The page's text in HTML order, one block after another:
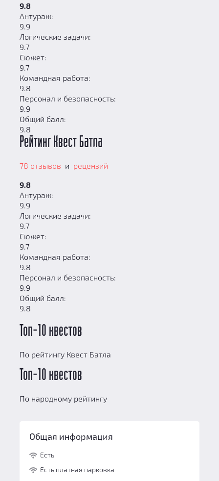
9.8
Антураж:
9.9
Логические задачи:
9.7
Сюжет:
9.7
Командная работа:
9.8
Персонал и безопасность:
9.9
Общий балл:
9.8
Рейтинг Квест Батла
78 отзывов и рецензий
9.8
Антураж:
9.9
Логические задачи:
9.7
Сюжет:
9.7
Командная работа:
9.8
Персонал и безопасность:
9.9
Общий балл:
9.8
Топ-10 квестов
По рейтингу Квест Батла
Топ-10 квестов
По народному рейтингу
Общая информация
Есть
Есть платная парковка